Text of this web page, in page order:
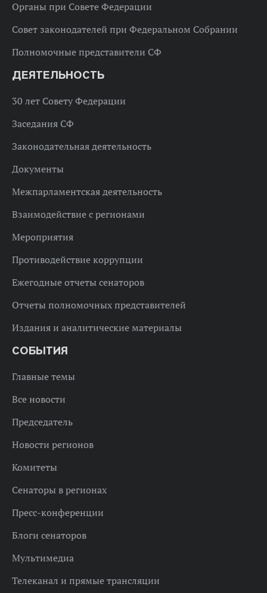
Органы при Совете Федерации
Совет законодателей при Федеральном Собрании
Полномочные представители СФ
ДЕЯТЕЛЬНОСТЬ
30 лет Совету Федерации
Заседания СФ
Законодательная деятельность
Документы
Межпарламентская деятельность
Взаимодействие с регионами
Мероприятия
Противодействие коррупции
Ежегодные отчеты сенаторов
Отчеты полномочных представителей
Издания и аналитические материалы
СОБЫТИЯ
Главные темы
Все новости
Председатель
Новости регионов
Комитеты
Сенаторы в регионах
Пресс-конференции
Блоги сенаторов
Мультимедиа
Телеканал и прямые трансляции